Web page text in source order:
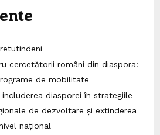
cercetătorii români din diaspora:
de mobilitate
diasporei în strategiile
de dezvoltare și extinderea
național